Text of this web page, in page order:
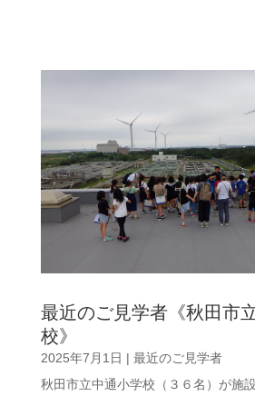
最近のご見学者《秋田市
校》
2025年7月1日 | 最近のご見学者
秋田市立中通小学校（３６名）が施